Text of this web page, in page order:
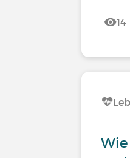
14